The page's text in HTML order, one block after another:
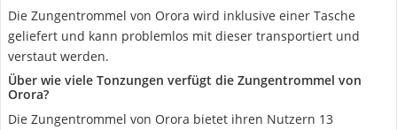
Die Zungentrommel von Orora wird inklusive einer Tasche
geliefert und kann problemlos mit dieser transportiert und
verstaut werden.
Über wie viele Tonzungen verfügt die Zungentrommel von
Orora?
Die Zungentrommel von Orora bietet ihren Nutzern 13